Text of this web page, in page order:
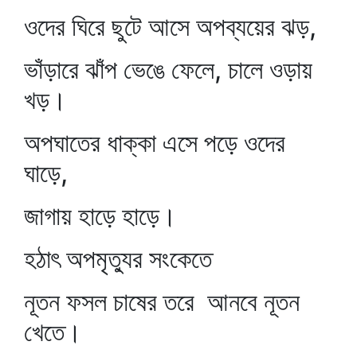
ওদের ঘিরে ছুটে আসে অপব্যয়ের ঝড়,
ভাঁড়ারে ঝাঁপ ভেঙে ফেলে, চালে ওড়ায়
খড়।
অপঘাতের ধাক্কা এসে পড়ে ওদের
ঘাড়ে,
জাগায় হাড়ে হাড়ে।
হঠাৎ অপমৃত্যুর সংকেতে
নূতন ফসল চাষের তরে আনবে নূতন
খেতে।